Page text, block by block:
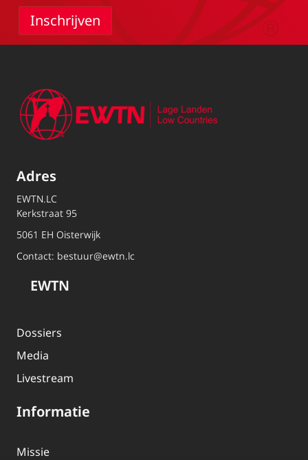
Adres
EWTN.LC
Kerkstraat 95
5061 EH Oisterwijk
Contact: bestuur@ewtn.lc
EWTN
Dossiers
Media
Livestream
Informatie
Missie